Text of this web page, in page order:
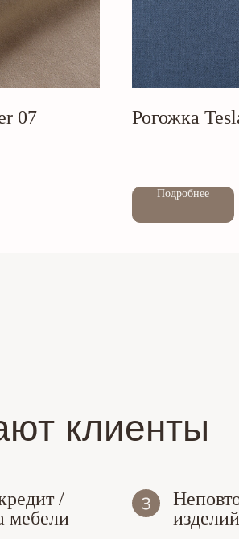
07 Рогожка
Подробнее
клиенты
/
мебели
изделий